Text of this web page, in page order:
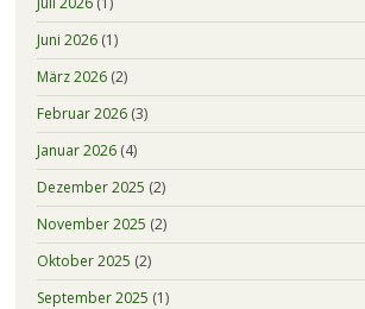
Juni 2026(1)
März 2026(2)
Februar 2026(3)
Januar 2026(4)
Dezember 2025 (2)
November 2025 (2)
Oktober 2025 (2)
September 2025 (1)